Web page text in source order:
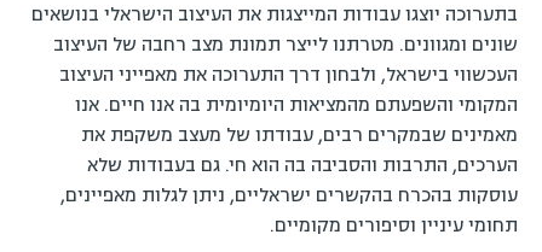
בתערוכה יוצגו עבודות המייצגות את העיצוב הישראלי בנושאים
שונים ומגוונים. מטרתנו לייצר תמונת מצב רחבה של העיצוב
העכשווי בישראל, ולבחון דרך התערוכה את מאפייני העיצוב
המקומי והשפעתם מהמציאות היומיומית בה אנו חיים. אנו
מאמינים שבמקרים רבים, עבודתו של מעצב משקפת את
הערכים, התרבות והסביבה בה הוא חי. גם בעבודות שלא
עוסקות בהכרח בהקשרים ישראליים, ניתן לגלות מאפיינים,
תחומי עיניין וסיפורים מקומיים.